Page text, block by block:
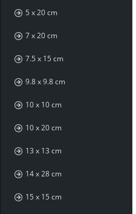
5 x 20 cm
7 x 20 cm
7.5 x 15 cm
9.8 x 9.8 cm
10 x 10 cm
10 x 20 cm
13 x 13 cm
14 x 28 cm
15 x 15 cm